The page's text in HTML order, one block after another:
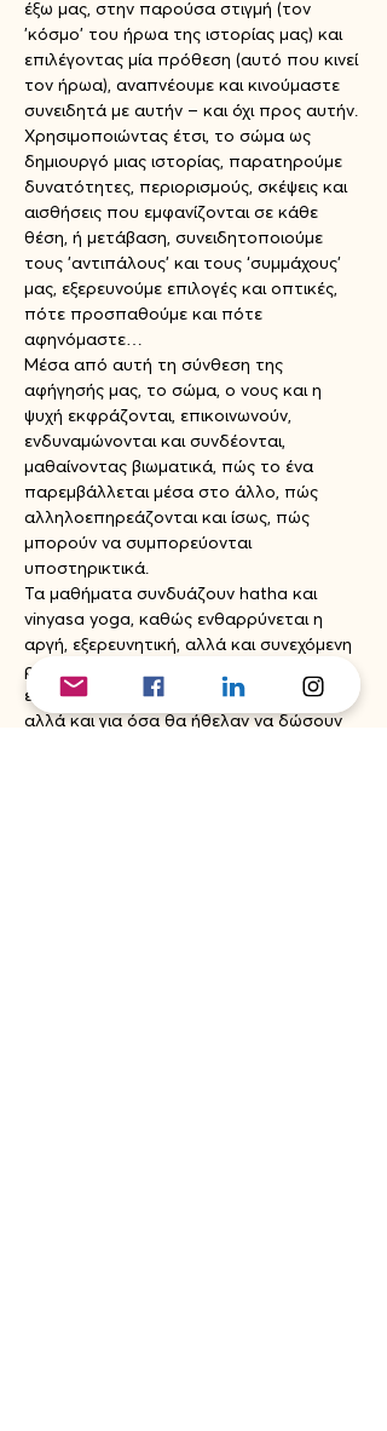
έξω μας, στην παρούσα στιγμή (τον
'κόσμο' του ήρωα της ιστορίας μας) και
επιλέγοντας μία πρόθεση (αυτό που κινεί
τον ήρωα), αναπνέουμε και κινούμαστε
συνειδητά με αυτήν – και όχι προς αυτήν.
Χρησιμοποιώντας έτσι, το σώμα ως
δημιουργό μιας ιστορίας, παρατηρούμε
δυνατότητες, περιορισμούς, σκέψεις και
αισθήσεις που εμφανίζονται σε κάθε
θέση, ή μετάβαση, συνειδητοποιούμε
τους 'αντιπάλους’ και τους ‘συμμάχους’
μας, εξερευνούμε επιλογές και οπτικές,
πότε προσπαθούμε και πότε
αφηνόμαστε…
Μέσα από αυτή τη σύνθεση της
αφήγησής μας, το σώμα, ο νους και η
ψυχή εκφράζονται, επικοινωνούν,
ενδυναμώνονται και συνδέονται,
μαθαίνοντας βιωματικά, πώς το ένα
παρεμβάλλεται μέσα στο άλλο, πώς
αλληλοεπηρεάζονται και ίσως, πώς
μπορούν να συμπορεύονται
υποστηρικτικά.
Τα μαθήματα συνδυάζουν hatha και
vinyasa yoga, καθώς ενθαρρύνεται η
αργή, εξερευνητική, αλλά και συνεχόμενη
ροή της κίνησης. Με αυτόν τον τρόπο,
είναι κατάλληλα και για αρχάρια άτομα,
αλλά και για όσα θα ήθελαν να δώσουν